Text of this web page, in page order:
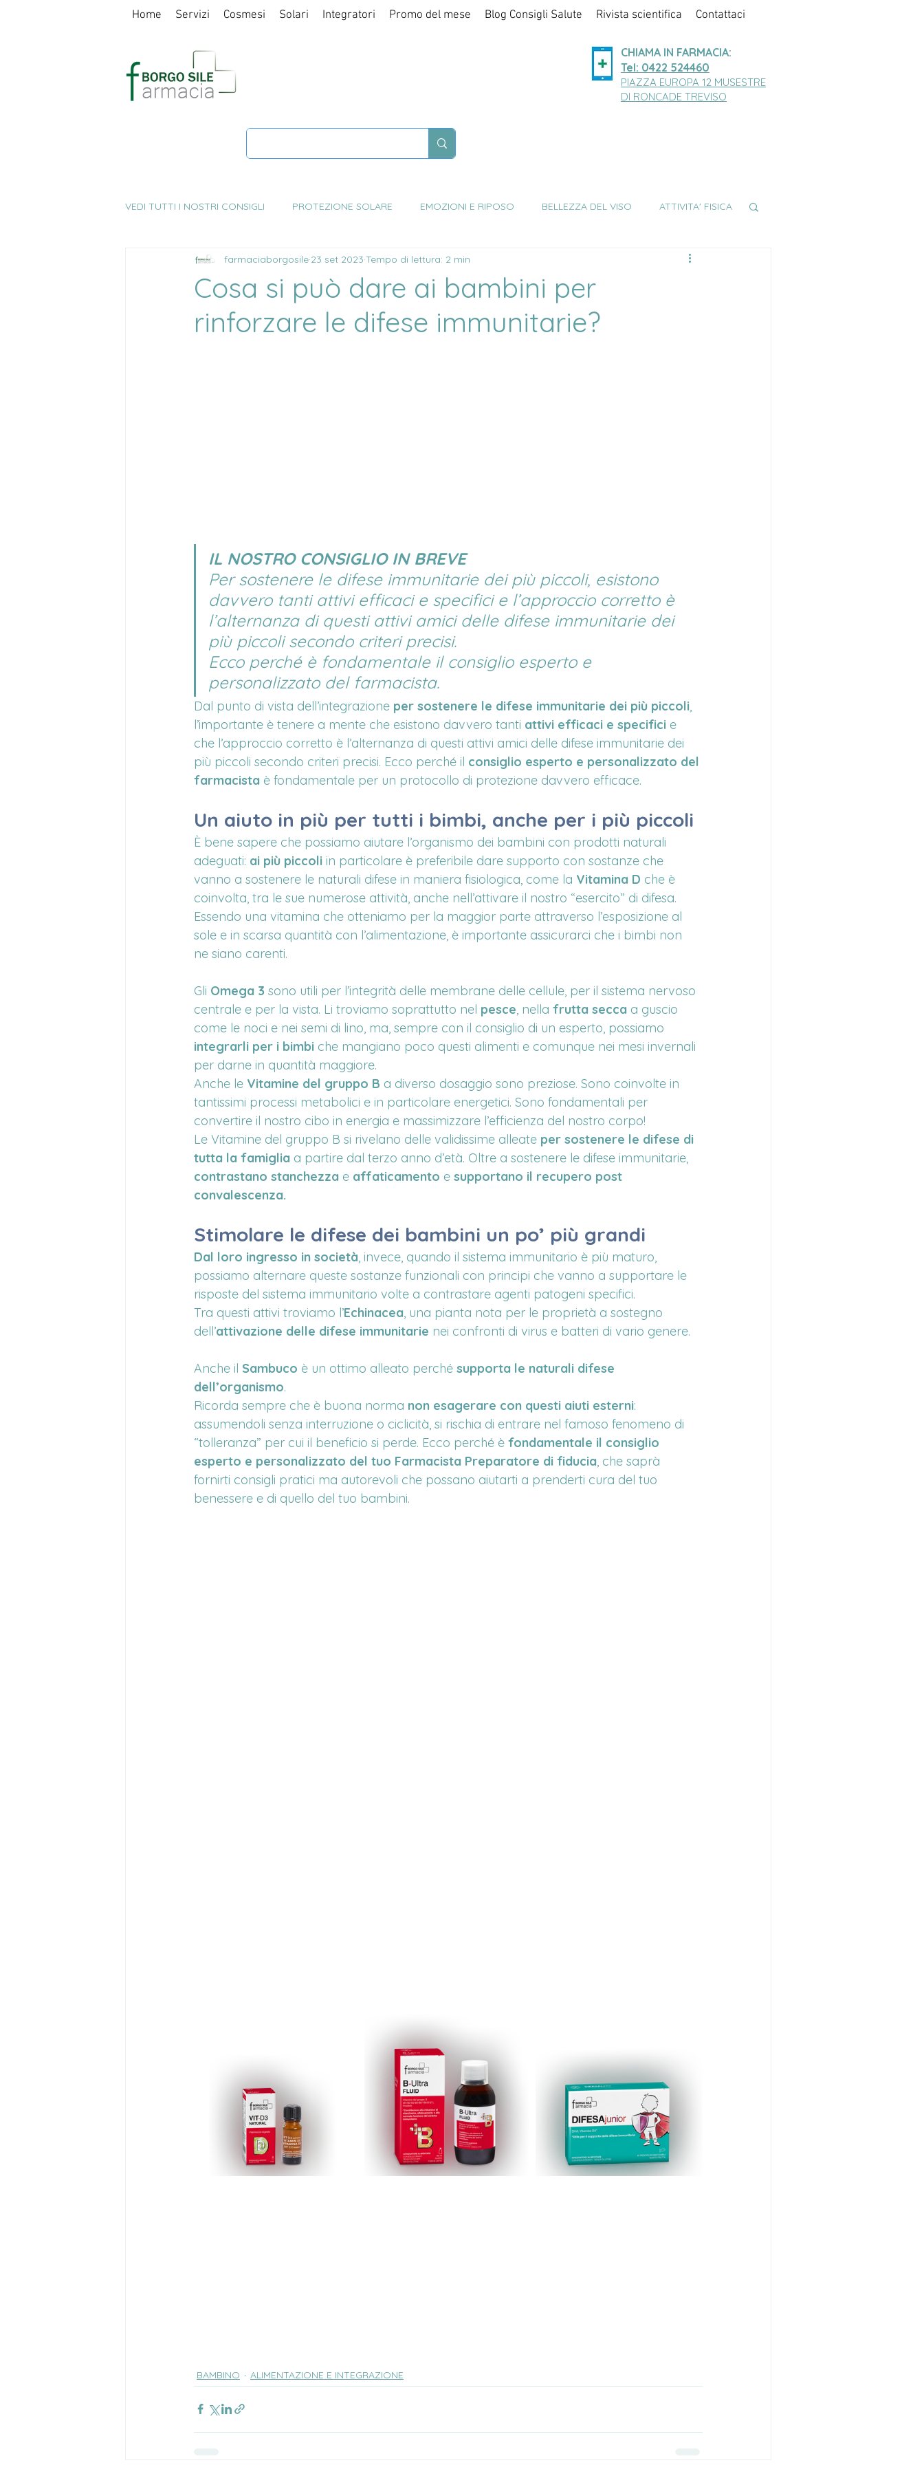
Home Servizi Cosmesi Solari Integratori Promo del mese Blog Consigli Salute Rivista scientifica Contattaci
CHIAMA IN FARMACIA:
Tel: 0422 524460
PIAZZA EUROPA 12 MUSESTRE
DI RONCADE TREVISO
VEDI TUTTI I NOSTRI CONSIGLI PROTEZIONE SOLARE EMOZIONI E RIPOSO BELLEZZA DEL VISO ATTIVITA' FISICA
SALUTE E BENESSERE ALIMENTAZIONE E INTEGRAZIONE CURA DEL CORPO
Cosa si può dare ai bambini per
rinforzare le difese immunitarie?
farmaciaborgosile 23 set 2023 Tempo di lettura: 2 min
IL NOSTRO CONSIGLIO IN BREVE
Per sostenere le difese immunitarie dei più piccoli, esistono
davvero tanti attivi efficaci e specifici e l’approccio corretto è
l’alternanza di questi attivi amici delle difese immunitarie dei
più piccoli secondo criteri precisi.
Ecco perché è fondamentale il consiglio esperto e
personalizzato del farmacista.
Dal punto di vista dell’integrazione per sostenere le difese immunitarie dei più piccoli,
l’importante è tenere a mente che esistono davvero tanti attivi efficaci e specifici e
che l’approccio corretto è l’alternanza di questi attivi amici delle difese immunitarie dei
più piccoli secondo criteri precisi. Ecco perché il consiglio esperto e personalizzato del
farmacista è fondamentale per un protocollo di protezione davvero efficace.
Un aiuto in più per tutti i bimbi, anche per i più piccoli
È bene sapere che possiamo aiutare l’organismo dei bambini con prodotti naturali
adeguati: ai più piccoli in particolare è preferibile dare supporto con sostanze che
vanno a sostenere le naturali difese in maniera fisiologica, come la Vitamina D che è
coinvolta, tra le sue numerose attività, anche nell’attivare il nostro “esercito” di difesa.
Essendo una vitamina che otteniamo per la maggior parte attraverso l’esposizione al
sole e in scarsa quantità con l’alimentazione, è importante assicurarci che i bimbi non
ne siano carenti.
Gli Omega 3 sono utili per l’integrità delle membrane delle cellule, per il sistema nervoso
centrale e per la vista. Li troviamo soprattutto nel pesce, nella frutta secca a guscio
come le noci e nei semi di lino, ma, sempre con il consiglio di un esperto, possiamo
integrarli per i bimbi che mangiano poco questi alimenti e comunque nei mesi invernali
per darne in quantità maggiore.
Anche le Vitamine del gruppo B a diverso dosaggio sono preziose. Sono coinvolte in
tantissimi processi metabolici e in particolare energetici. Sono fondamentali per
convertire il nostro cibo in energia e massimizzare l’efficienza del nostro corpo!
Le Vitamine del gruppo B si rivelano delle validissime alleate per sostenere le difese di
tutta la famiglia a partire dal terzo anno d’età. Oltre a sostenere le difese immunitarie,
contrastano stanchezza e affaticamento e supportano il recupero post
convalescenza.
Stimolare le difese dei bambini un po’ più grandi
Dal loro ingresso in società, invece, quando il sistema immunitario è più maturo,
possiamo alternare queste sostanze funzionali con principi che vanno a supportare le
risposte del sistema immunitario volte a contrastare agenti patogeni specifici.
Tra questi attivi troviamo l’Echinacea, una pianta nota per le proprietà a sostegno
dell’attivazione delle difese immunitarie nei confronti di virus e batteri di vario genere.
Anche il Sambuco è un ottimo alleato perché supporta le naturali difese
dell’organismo.
Ricorda sempre che è buona norma non esagerare con questi aiuti esterni:
assumendoli senza interruzione o ciclicità, si rischia di entrare nel famoso fenomeno di
“tolleranza” per cui il beneficio si perde. Ecco perché è fondamentale il consiglio
esperto e personalizzato del tuo Farmacista Preparatore di fiducia, che saprà
fornirti consigli pratici ma autorevoli che possano aiutarti a prenderti cura del tuo
benessere e di quello del tuo bambini.
BAMBINO ALIMENTAZIONE E INTEGRAZIONE